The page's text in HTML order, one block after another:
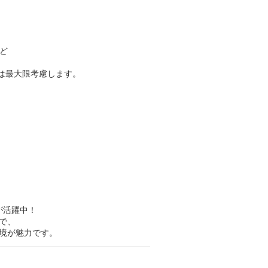
大限考慮します。
躍中！
、
が魅力です。